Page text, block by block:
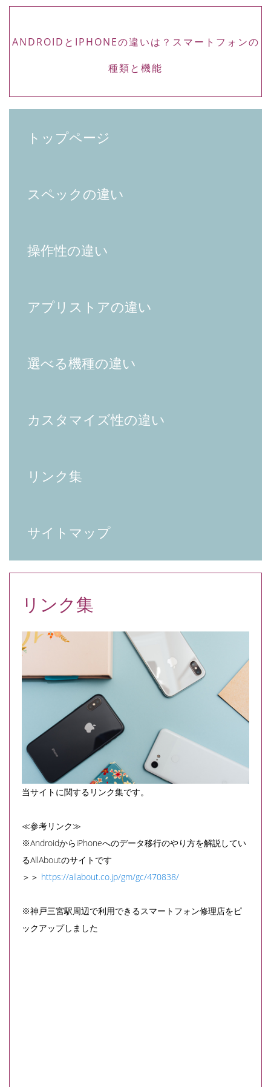
ANDROIDとIPHONEの違いは？スマートフォンの
種類と機能
トップページ
スペックの違い
操作性の違い
アプリストアの違い
選べる機種の違い
カスタマイズ性の違い
リンク集
サイトマップ
リンク集
当サイトに関するリンク集です。
≪参考リンク≫
※AndroidからiPhoneへのデータ移行のやり方を解説してい
るAllAboutのサイトです
＞＞ https://allabout.co.jp/gm/gc/470838/
※神戸三宮駅周辺で利用できるスマートフォン修理店をピ
ックアップしました